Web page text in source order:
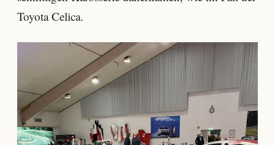
Toyota Celica.